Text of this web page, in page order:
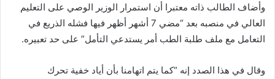
وأضاف الطالب ذاته معتبرا أن استمرار الوزير الوصي على التعليم
العالي في منصبه بعد “مضي 7 أشهر أظهر فيها فشله الذريع في
التعامل مع ملف طلبة الطب أمر يستدعي التأمل” على حد تعبيره.
وقال في هذا الصدد إنه “كما يتم اتهامنا بأن أياد خفية تحرك